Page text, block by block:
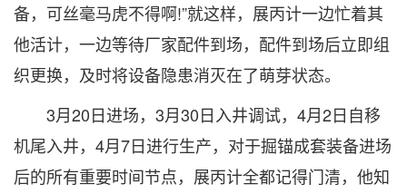
备，可丝毫马虎不得啊!”就这样，展丙计一边忙着其
他活计，一边等待厂家配件到场，配件到场后立即组
织更换，及时将设备隐患消灭在了萌芽状态。
3月20日进场，3月30日入井调试，4月2日自移
机尾入井，4月7日进行生产，对于掘锚成套装备进场
后的所有重要时间节点，展丙计全都记得门清，他知